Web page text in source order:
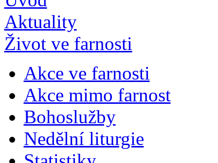
Aktuality
Život ve farnosti
Akce ve farnosti
Akce mimo farnost
Bohoslužby
Nedělní liturgie